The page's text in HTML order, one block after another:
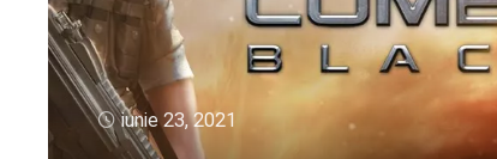
iunie 23, 2021